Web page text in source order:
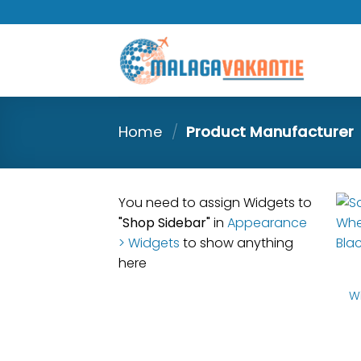
Home / Product Manufacturer
You need to assign Widgets to
"Shop Sidebar"in Appearance
> Widgets to show anything
here